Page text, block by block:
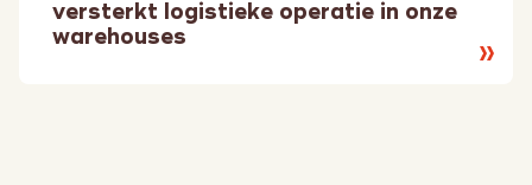
versterkt logistieke operatie in onze
warehouses
Lees